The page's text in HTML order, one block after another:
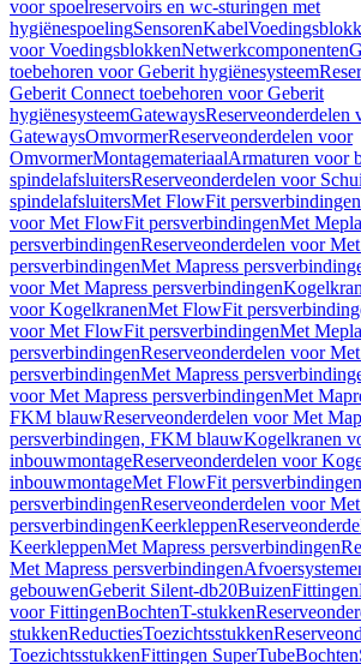
voor spoelreservoirs en wc-sturingen met
hygiënespoelingSensorenKabel
voor VoedingsblokkenNetwerkcomponenten
toebehoren voor Geberit hygiënesysteem
Geberit Connect toebehoren voor Geberit
hygiënesysteemGatewaysReserveonderdelen
GatewaysOmvormerReserveonderdelen voor
OmvormerMontagemateriaalArmaturen voor
spindelafsluitersReserveonderdelen voor
spindelafsluitersMet FlowFit persverbindingen
voor Met FlowFit persverbindingenMet Mepla
persverbindingenReserveonderdelen voor
persverbindingenMet Mapress
voor Met Mapress persverbindingen
voor KogelkranenMet FlowFit
voor Met FlowFit persverbindingenMet Mepla
persverbindingenReserveonderdelen voor
persverbindingenMet Mapress
voor Met Mapress persverbindingenMet
FKM blauwReserveonderdelen voor Met
persverbindingen, FKM blauwKogelkranen
inbouwmontageReserveonderdelen voor
inbouwmontageMet FlowFit persverbindingen
persverbindingenReserveonderdelen voor
persverbindingenKeerkleppen
KeerkleppenMet Mapress persverbindingen
Met Mapress persverbindingen
gebouwenGeberit Silent-db20BuizenFittingen
voor FittingenBochtenT-stukken
stukkenReductiesToezichtsstukken
ToezichtsstukkenFittingen SuperTubeBochten